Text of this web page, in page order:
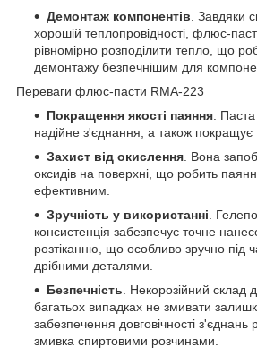
Демонтаж компонентів . Завдяки
хорошій теплопровідності, флюс-
рівномірно розподілити тепло, що
демонтажу безпечнішим для
Переваги флюс-пасти RMA-223
Покращення якості паяння .
надійне з'єднання, а також покращує
Захист від окислення . Вона
оксидів на поверхні, що робить
ефективним.
Зручність у використанні .
консистенція забезпечує точне
розтіканню, що особливо зручно під
дрібними деталями.
Безпечність . Некорозійний склад
багатьох випадках не змивати
забезпечення довговічності з'єднань
змивка спиртовими розчинами.